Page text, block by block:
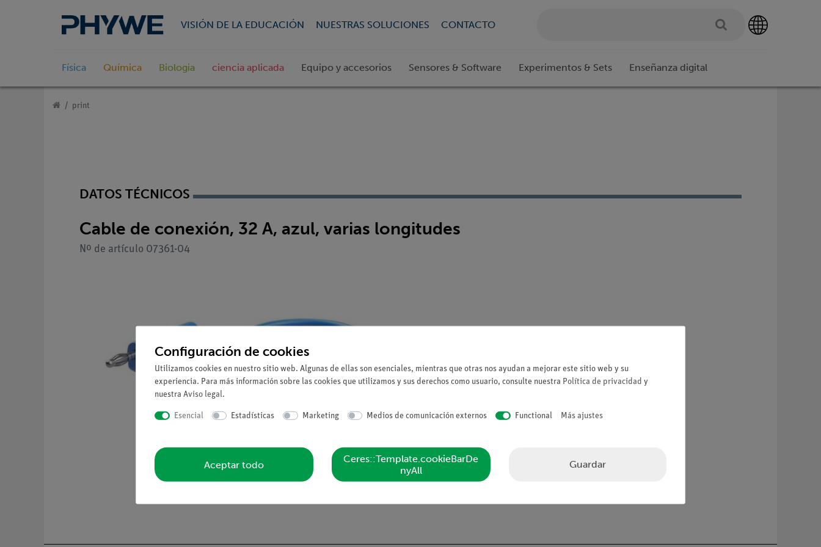
VISIÓN DE LA EDUCACIÓN NUESTRAS SOLUCIONES CONTACTO
Física Química Biologia ciencia aplicada Equipo y accesorios Sensores & Software Experimentos & Sets Enseñanza digital
print
DATOS TÉCNICOS
Cable de conexión, 32 A, azul, varias longitudes
Nº de artículo 07361-04
Configuración de cookies
Utilizamos cookies en nuestro sitio web. Algunas de ellas son esenciales, mientras que otras nos ayudan a mejorar este sitio web y su
experiencia. Para más información sobre las cookies que utilizamos y sus derechos como usuario, consulte nuestra Política de privacidad y
nuestra Aviso legal.
Esencial Estadísticas Marketing Medios de comunicación externos Functional Más ajustes
Aceptar todo
Ceres::Template.cookieBarDe
nyAll
Guardar